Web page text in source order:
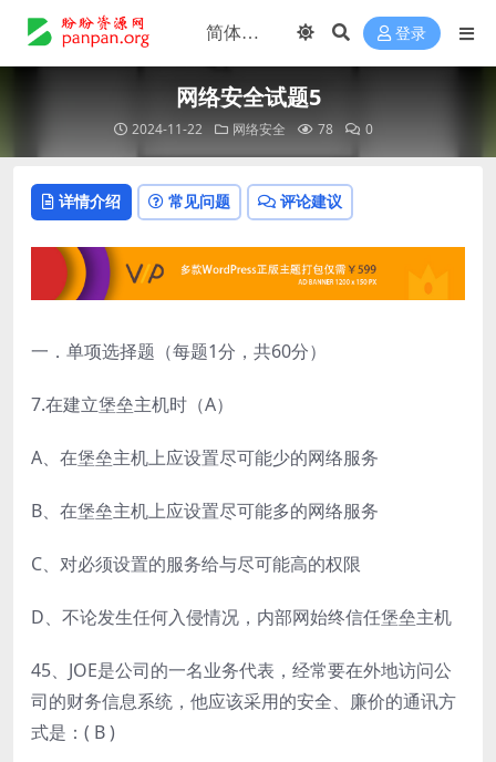
登录
网络安全试题5
2024-11-22 网络安全 78 0
详情介绍 常见问题 评论建议
一．单项选择题（每题1分，共60分）
7.在建立堡垒主机时（A）
A、在堡垒主机上应设置尽可能少的网络服务
B、在堡垒主机上应设置尽可能多的网络服务
C、对必须设置的服务给与尽可能高的权限
D、不论发生任何入侵情况，内部网始终信任堡垒主机
45、JOE是公司的一名业务代表，经常要在外地访问公
司的财务信息系统，他应该采用的安全、廉价的通讯方
式是：( B )